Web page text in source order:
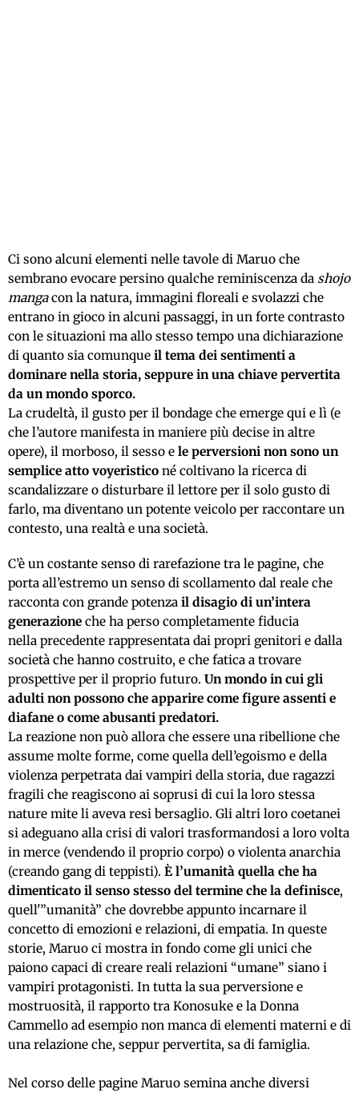
Ci sono alcuni elementi nelle tavole di Maruo che
sembrano evocare persino qualche reminiscenza da shojo
mangacon la natura, immagini floreali e svolazzi che
entrano in gioco in alcuni passaggi, in un forte contrasto
con le situazioni ma allo stesso tempo una dichiarazione
di quanto sia comunque il tema dei sentimenti a
dominare nella storia, seppure in una chiave pervertita
da un mondo sporco.
La crudeltà, il gusto per il bondage che emerge qui e lì (e
che l’autore manifesta in maniere più decise in altre
opere), il morboso, il sesso e le perversioni non sono un
semplice atto voyeristico né coltivano la ricerca di
scandalizzare o disturbare il lettore per il solo gusto di
farlo, ma diventano un potente veicolo per raccontare un
contesto, una realtà e una società.
C’è un costante senso di rarefazione tra le pagine, che
porta all’estremo un senso di scollamento dal reale che
racconta con grande potenza il disagio di un’intera
generazione che ha perso completamente fiducia
nella precedente rappresentata dai propri genitori e dalla
società che hanno costruito, e che fatica a trovare
prospettive per il proprio futuro. Un mondo in cui gli
adulti non possono che apparire come figure assenti e
diafane o come abusanti predatori.
La reazione non può allora che essere una ribellione che
assume molte forme, come quella dell’egoismo e della
violenza perpetrata dai vampiri della storia, due ragazzi
fragili che reagiscono ai soprusi di cui la loro stessa
nature mite li aveva resi bersaglio. Gli altri loro coetanei
si adeguano alla crisi di valori trasformandosi a loro volta
in merce (vendendo il proprio corpo) o violenta anarchia
(creando gang di teppisti). È l’umanità quella che ha
dimenticato il senso stesso del termine che la definisce,
quell'”umanità” che dovrebbe appunto incarnare il
concetto di emozioni e relazioni, di empatia. In queste
storie, Maruo ci mostra in fondo come gli unici che
paiono capaci di creare reali relazioni “umane” siano i
vampiri protagonisti. In tutta la sua perversione e
mostruosità, il rapporto tra Konosuke e la Donna
Cammello ad esempio non manca di elementi materni e di
una relazione che, seppur pervertita, sa di famiglia.
Nel corso delle pagine Maruo semina anche diversi